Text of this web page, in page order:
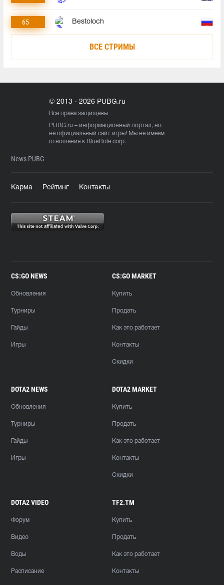
65 Bestoloch
ВСЕ СТРИМЫ
© 2013 - 2026 PUBG.ru
Все права защищены
PUBG.ru – информационный портал, но
не официальный сайт игры! Мы не имеем
отношения к BlueHole corp.
News PUBG
Карма Рейтинг Контакты
CS:GO NEWS
Обновления
Турниры
Гайды
Игры
CS:GO MARKET
Купить
Продать
Как это работает
Контакты
Скидки
DOTA2 NEWS
Обновления
Турниры
Гайды
Игры
DOTA2 MARKET
Купить
Продать
Как это работает
Контакты
Скидки
DOTA2 VIDEO
Форум
Видео
Воды
Расписание
TF2.TM
Купить
Продать
Как это работает
Контакты